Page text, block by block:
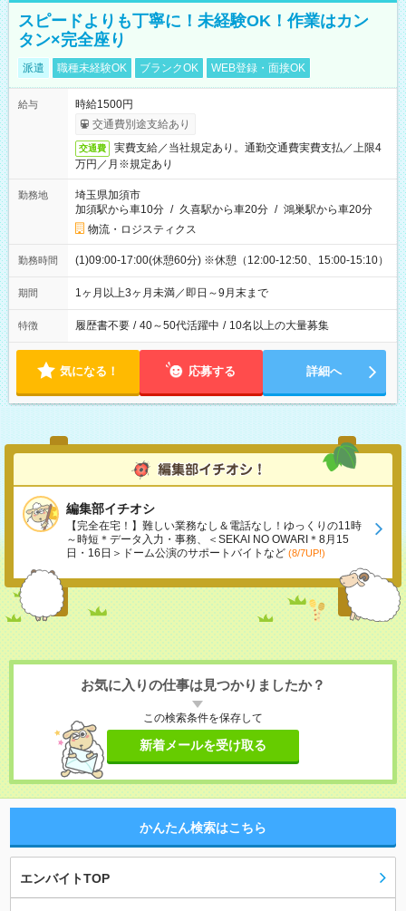
スピードよりも丁寧に！未経験OK！作業はカン
タン×完全座り
派遣 職種未経験OK ブランクOK WEB登録・面接OK
給与
時給1500円
交通費別途支給あり
交通費
実費支給／当社規定あり。通勤交通費実費支払／上限4
万円／月※規定あり
勤務地
埼玉県加須市
加須駅から車10分 / 久喜駅から車20分 / 鴻巣駅から車20分
物流・ロジスティクス
勤務時間 (1)09:00-17:00(休憩60分) ※休憩（12:00-12:50、15:00-15:10）
期間 1ヶ月以上3ヶ月未満／即日～9月末まで
特徴 履歴書不要 / 40～50代活躍中 / 10名以上の大量募集
気になる！ 応募する 詳細へ
編集部イチオシ
【完全在宅！】難しい業務なし＆電話なし！ゆっくりの11時
～時短＊データ入力・事務、＜SEKAI NO OWARI＊8月15
日・16日＞ドーム公演のサポートバイトなど (8/7UP!)
お気に入りの仕事は見つかりましたか？
この検索条件を保存して
新着メールを受け取る
かんたん検索はこちら
エンバイトTOP